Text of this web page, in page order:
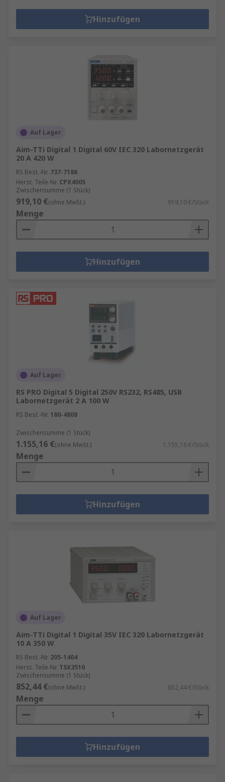
Hinzufügen
Auf Lager
Aim-TTi Digital 1 Digital 60V IEC 320 Labornetzgerät
20 A 420 W
RS Best.-Nr. 737-7186
Herst. Teile-Nr. CPX400S
Zwischensumme (1 Stück)
919,10 €(ohne MwSt.) 919,10 €/Stück
Menge
Hinzufügen
Auf Lager
RS PRO Digital 5 Digital 250V RS232, RS485, USB
Labornetzgerät 2 A 100 W
RS Best.-Nr. 180-4808
Zwischensumme (1 Stück)
1.155,16 €(ohne MwSt.) 1.155,16 €/Stück
Menge
Hinzufügen
Auf Lager
Aim-TTi Digital 1 Digital 35V IEC 320 Labornetzgerät
10 A 350 W
RS Best.-Nr. 205-1404
Herst. Teile-Nr. TSX3510
Zwischensumme (1 Stück)
852,44 €(ohne MwSt.) 852,44 €/Stück
Menge
Hinzufügen